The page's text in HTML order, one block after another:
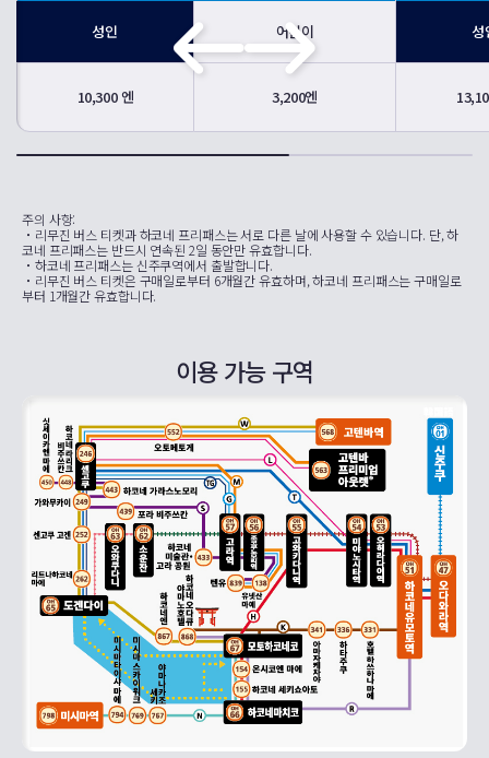
성인 어린이 성
10,300 엔 3,200엔
주의 사항:
・리무진 버스 티켓과 하코네 프리패스는 서로 다른 날에 사용할 수 있습니다. 단, 하
코네 프리패스는 반드시 연속된 2일 동안만 유효합니다.
・하코네 프리패스는 신주쿠역에서 출발합니다.
・리무진 버스 티켓은 구매일로부터 6개월간 유효하며, 하코네 프리패스는 구매일로
부터 1개월간 유효합니다.
이용 가능 구역